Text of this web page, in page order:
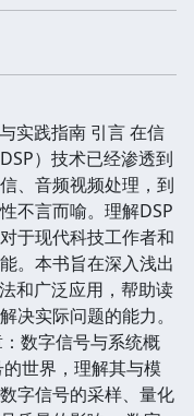
实践指南 引言 在信
）技术已经渗透到
、音频视频处理，到
不言而喻。理解DSP
于现代科技工作者和
。本书旨在深入浅出
和广泛应用，帮助读
决实际问题的能力。
数字信号与系统概
世界，理解其与模
字信号的采样、量化